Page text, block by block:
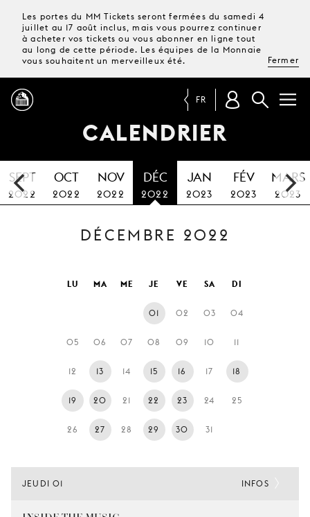
Les portes du MM Tickets seront fermées du samedi 4
juillet au 17 août inclus, mais vous pourrez continuer
à acheter vos tickets ou vous abonner en ligne tout
au long de cette période. Les équipes de la Monnaie
vous souhaitent un merveilleux été.
Fermer
PROGRAMME
MAGAZINE
TICKETS &
ABONNEMENTS
VISITE
JEUNE
MONNAIE
NOUS
SOUTENIR
FR
CALENDRIER
SEPT
2022
OCT
2022
NOV
2022
DÉC
2022
JAN
2023
FÉV
2023
MARS
2023
DÉCEMBRE 2022
LU MA ME JE VE SA DI
01 02 03 04
05 06 07 08 09 10 11
12 13 14 15 16 17 18
19 20 21 22 23 24 25
26 27 28 29 30 31
JEUDI 01 INFOS